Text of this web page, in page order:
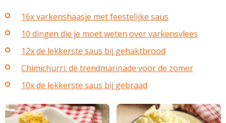
16x varkenshaasje met feestelijke saus
10 dingen die je moet weten over varkensvlees
12x de lekkerste saus bij gehaktbrood
Chimichurri: dé trendmarinade voor de zomer
10x de lekkerste saus bij gebraad